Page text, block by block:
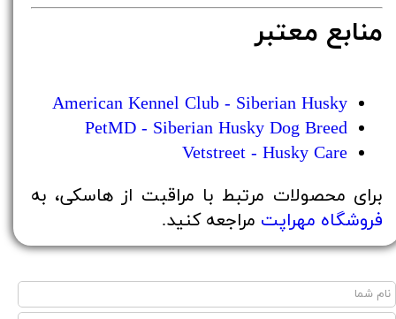
منابع معتبر
American Kennel Club - Siberian Husky
PetMD - Siberian Husky Dog Breed
Vetstreet - Husky Care
برای محصولات مرتبط با مراقبت از هاسکی، به
فروشگاه مهراپت مراجعه کنید.